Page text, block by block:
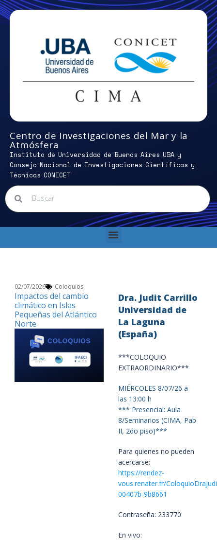
Centro de Investigaciones del Mar y la
Atmósfera
Instituto de Universidad de Buenos Aires UBA y
Consejo Nacional de Investigaciones Científicas y
Técnicas CONICET
02/07/2026 Coloquios
Impactos del cambio
climático en Islas
Pequeñas del Atlántico
Norte
Dra. Judit Carrillo
Universidad de
La Laguna
(España)
***COLOQUIO
EXTRAORDINARIO***
MIÉRCOLES 8/07/26 a
las 13:00 h
*** Presencial: Aula
8/Seminarios (CIMA, Pab
II, 2do piso)***
Para quienes no pueden
acercarse:
https://rendez-
vous.renater.fr/
00407b-9b8661
Contraseña: 233770
En vivo: